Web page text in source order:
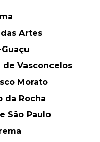
das Artes
Guaçu
de Vasconcelos
Morato
da Rocha
São Paulo